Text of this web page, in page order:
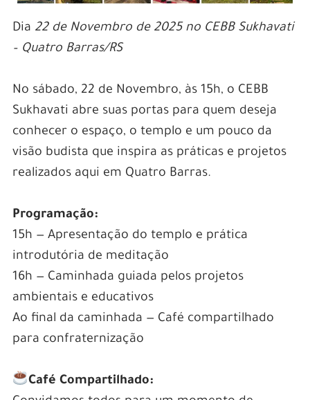
Dia 22 de Novembro de 2025 no CEBB Sukhavati
– Quatro Barras/RS
No sábado, 22 de Novembro, às 15h, o CEBB
Sukhavati abre suas portas para quem deseja
conhecer o espaço, o templo e um pouco da
visão budista que inspira as práticas e projetos
realizados aqui em Quatro Barras.
Programação:
15h — Apresentação do templo e prática
introdutória de meditação
16h — Caminhada guiada pelos projetos
ambientais e educativos
Ao final da caminhada — Café compartilhado
para confraternização
Café Compartilhado: